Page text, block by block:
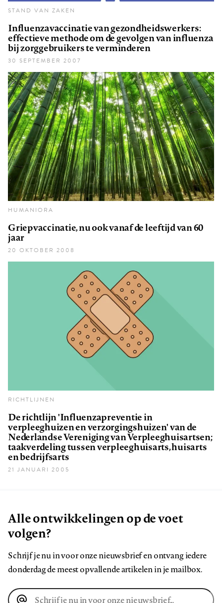
STAND VAN ZAKEN
Influenzavaccinatie van gezondheidswerkers:
effectieve methode om de gevolgen van influenza
bij zorggebruikers te verminderen
30 SEPTEMBER 2007
HUMANIORA
Griepvaccinatie, nu ook vanaf de leeftijd van 60
jaar
20 OKTOBER 2008
RICHTLIJNEN
De richtlijn 'Influenzapreventie in
verpleeghuizen en verzorgingshuizen' van de
Nederlandse Vereniging van Verpleeghuisartsen;
taakverdeling tussen verpleeghuisarts, huisarts
en bedrijfsarts
21 JANUARI 2005
Alle ontwikkelingen op de voet
volgen?
Schrijf je nu in voor onze nieuwsbrief en ontvang iedere
donderdag de meest opvallende artikelen in je mailbox.